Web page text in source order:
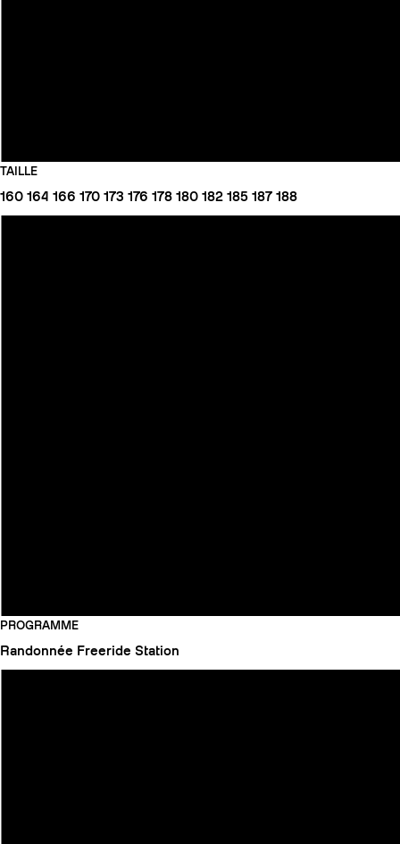
TAILLE
160 164 166 170 173 176 178 180 182 185 187 188
PROGRAMME
Randonnée Freeride Station